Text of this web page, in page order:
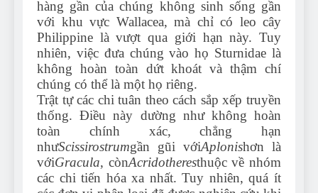
hàng gần của chúng không sinh sống gần
với khu vực Wallacea, mà chỉ có leo cây
Philippine là vượt qua giới hạn này. Tuy
nhiên, việc đưa chúng vào họ Sturnidae là
không hoàn toàn dứt khoát và thậm chí
chúng có thể là một họ riêng.
Trật tự các chi tuân theo cách sắp xếp truyền
thống. Điều này dường như không hoàn
toàn chính xác, chẳng hạn
nhưScissirostrumgần gũi vớiAplonishơn là
vớiGracula, cònAcridotheresthuộc về nhóm
các chi tiến hóa xa nhất. Tuy nhiên, quá ít